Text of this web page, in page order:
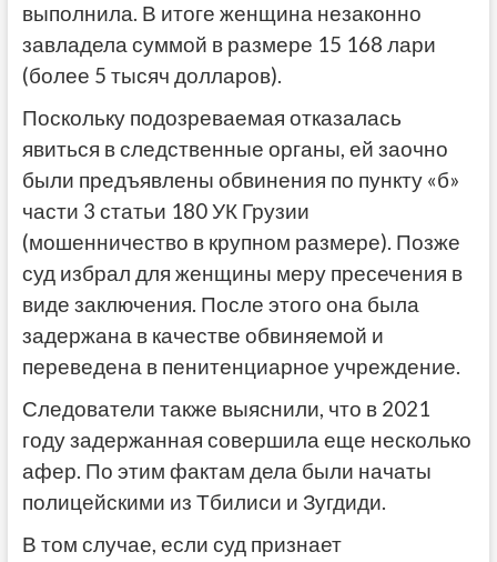
выполнила. В итоге женщина незаконно
завладела суммой в размере 15 168 лари
(более 5 тысяч долларов).
Поскольку подозреваемая отказалась
явиться в следственные органы, ей заочно
были предъявлены обвинения по пункту «б»
части 3 статьи 180 УК Грузии
(мошенничество в крупном размере). Позже
суд избрал для женщины меру пресечения в
виде заключения. После этого она была
задержана в качестве обвиняемой и
переведена в пенитенциарное учреждение.
Следователи также выяснили, что в 2021
году задержанная совершила еще несколько
афер. По этим фактам дела были начаты
полицейскими из Тбилиси и Зугдиди.
В том случае, если суд признает